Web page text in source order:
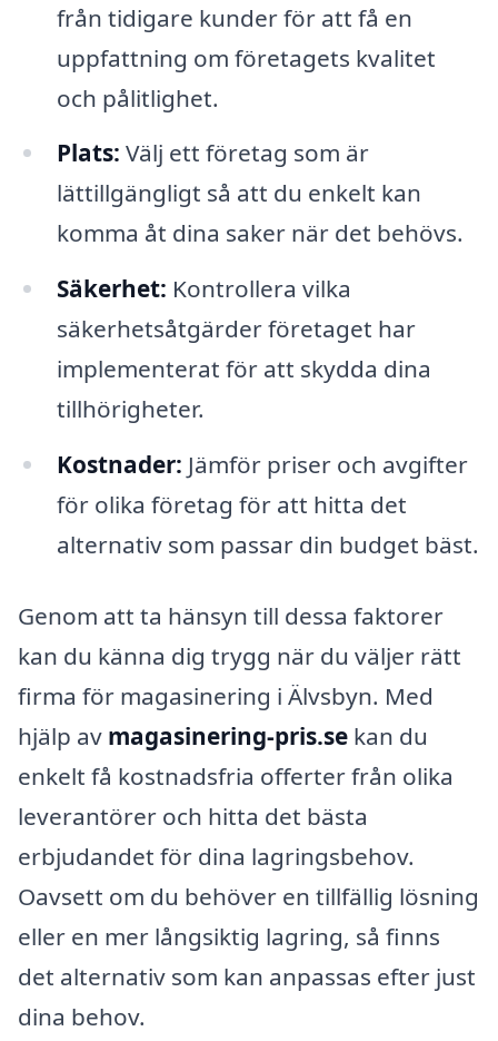
från tidigare kunder för att få en
uppfattning om företagets kvalitet
och pålitlighet.
Plats: Välj ett företag som är
lättillgängligt så att du enkelt kan
komma åt dina saker när det behövs.
Säkerhet: Kontrollera vilka
säkerhetsåtgärder företaget har
implementerat för att skydda dina
tillhörigheter.
Kostnader: Jämför priser och avgifter
för olika företag för att hitta det
alternativ som passar din budget bäst.
Genom att ta hänsyn till dessa faktorer
kan du känna dig trygg när du väljer rätt
firma för magasinering i Älvsbyn. Med
hjälp av magasinering-pris.se kan du
enkelt få kostnadsfria offerter från olika
leverantörer och hitta det bästa
erbjudandet för dina lagringsbehov.
Oavsett om du behöver en tillfällig lösning
eller en mer långsiktig lagring, så finns
det alternativ som kan anpassas efter just
dina behov.